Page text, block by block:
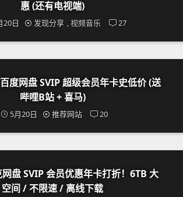
惠 (还有电视端)
20日 发现分享 视频音乐 27
度网盘 SVIP 超级会员年卡史低价 (送
哔哩B站 + 喜马)
5月20日 推荐网站 20
盘 SVIP 会员优惠年卡打折！6TB 大
空间 / 不限速 / 离线下载